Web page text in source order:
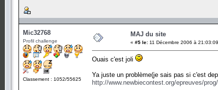
Mic32768
Profil challenge
Classement : 1052/55625
MAJ du site
« #5 le: 11 Décembre 2006 à
Ouais c'est joli
Ya juste un problème(je sais pas si c'est
http://www.newbiecontest.org/epreuves/